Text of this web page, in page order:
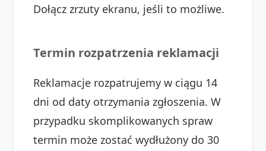
Dołącz zrzuty ekranu, jeśli to możliwe.
Termin rozpatrzenia reklamacji
Reklamacje rozpatrujemy w ciągu 14
dni od daty otrzymania zgłoszenia. W
przypadku skomplikowanych spraw
termin może zostać wydłużony do 30